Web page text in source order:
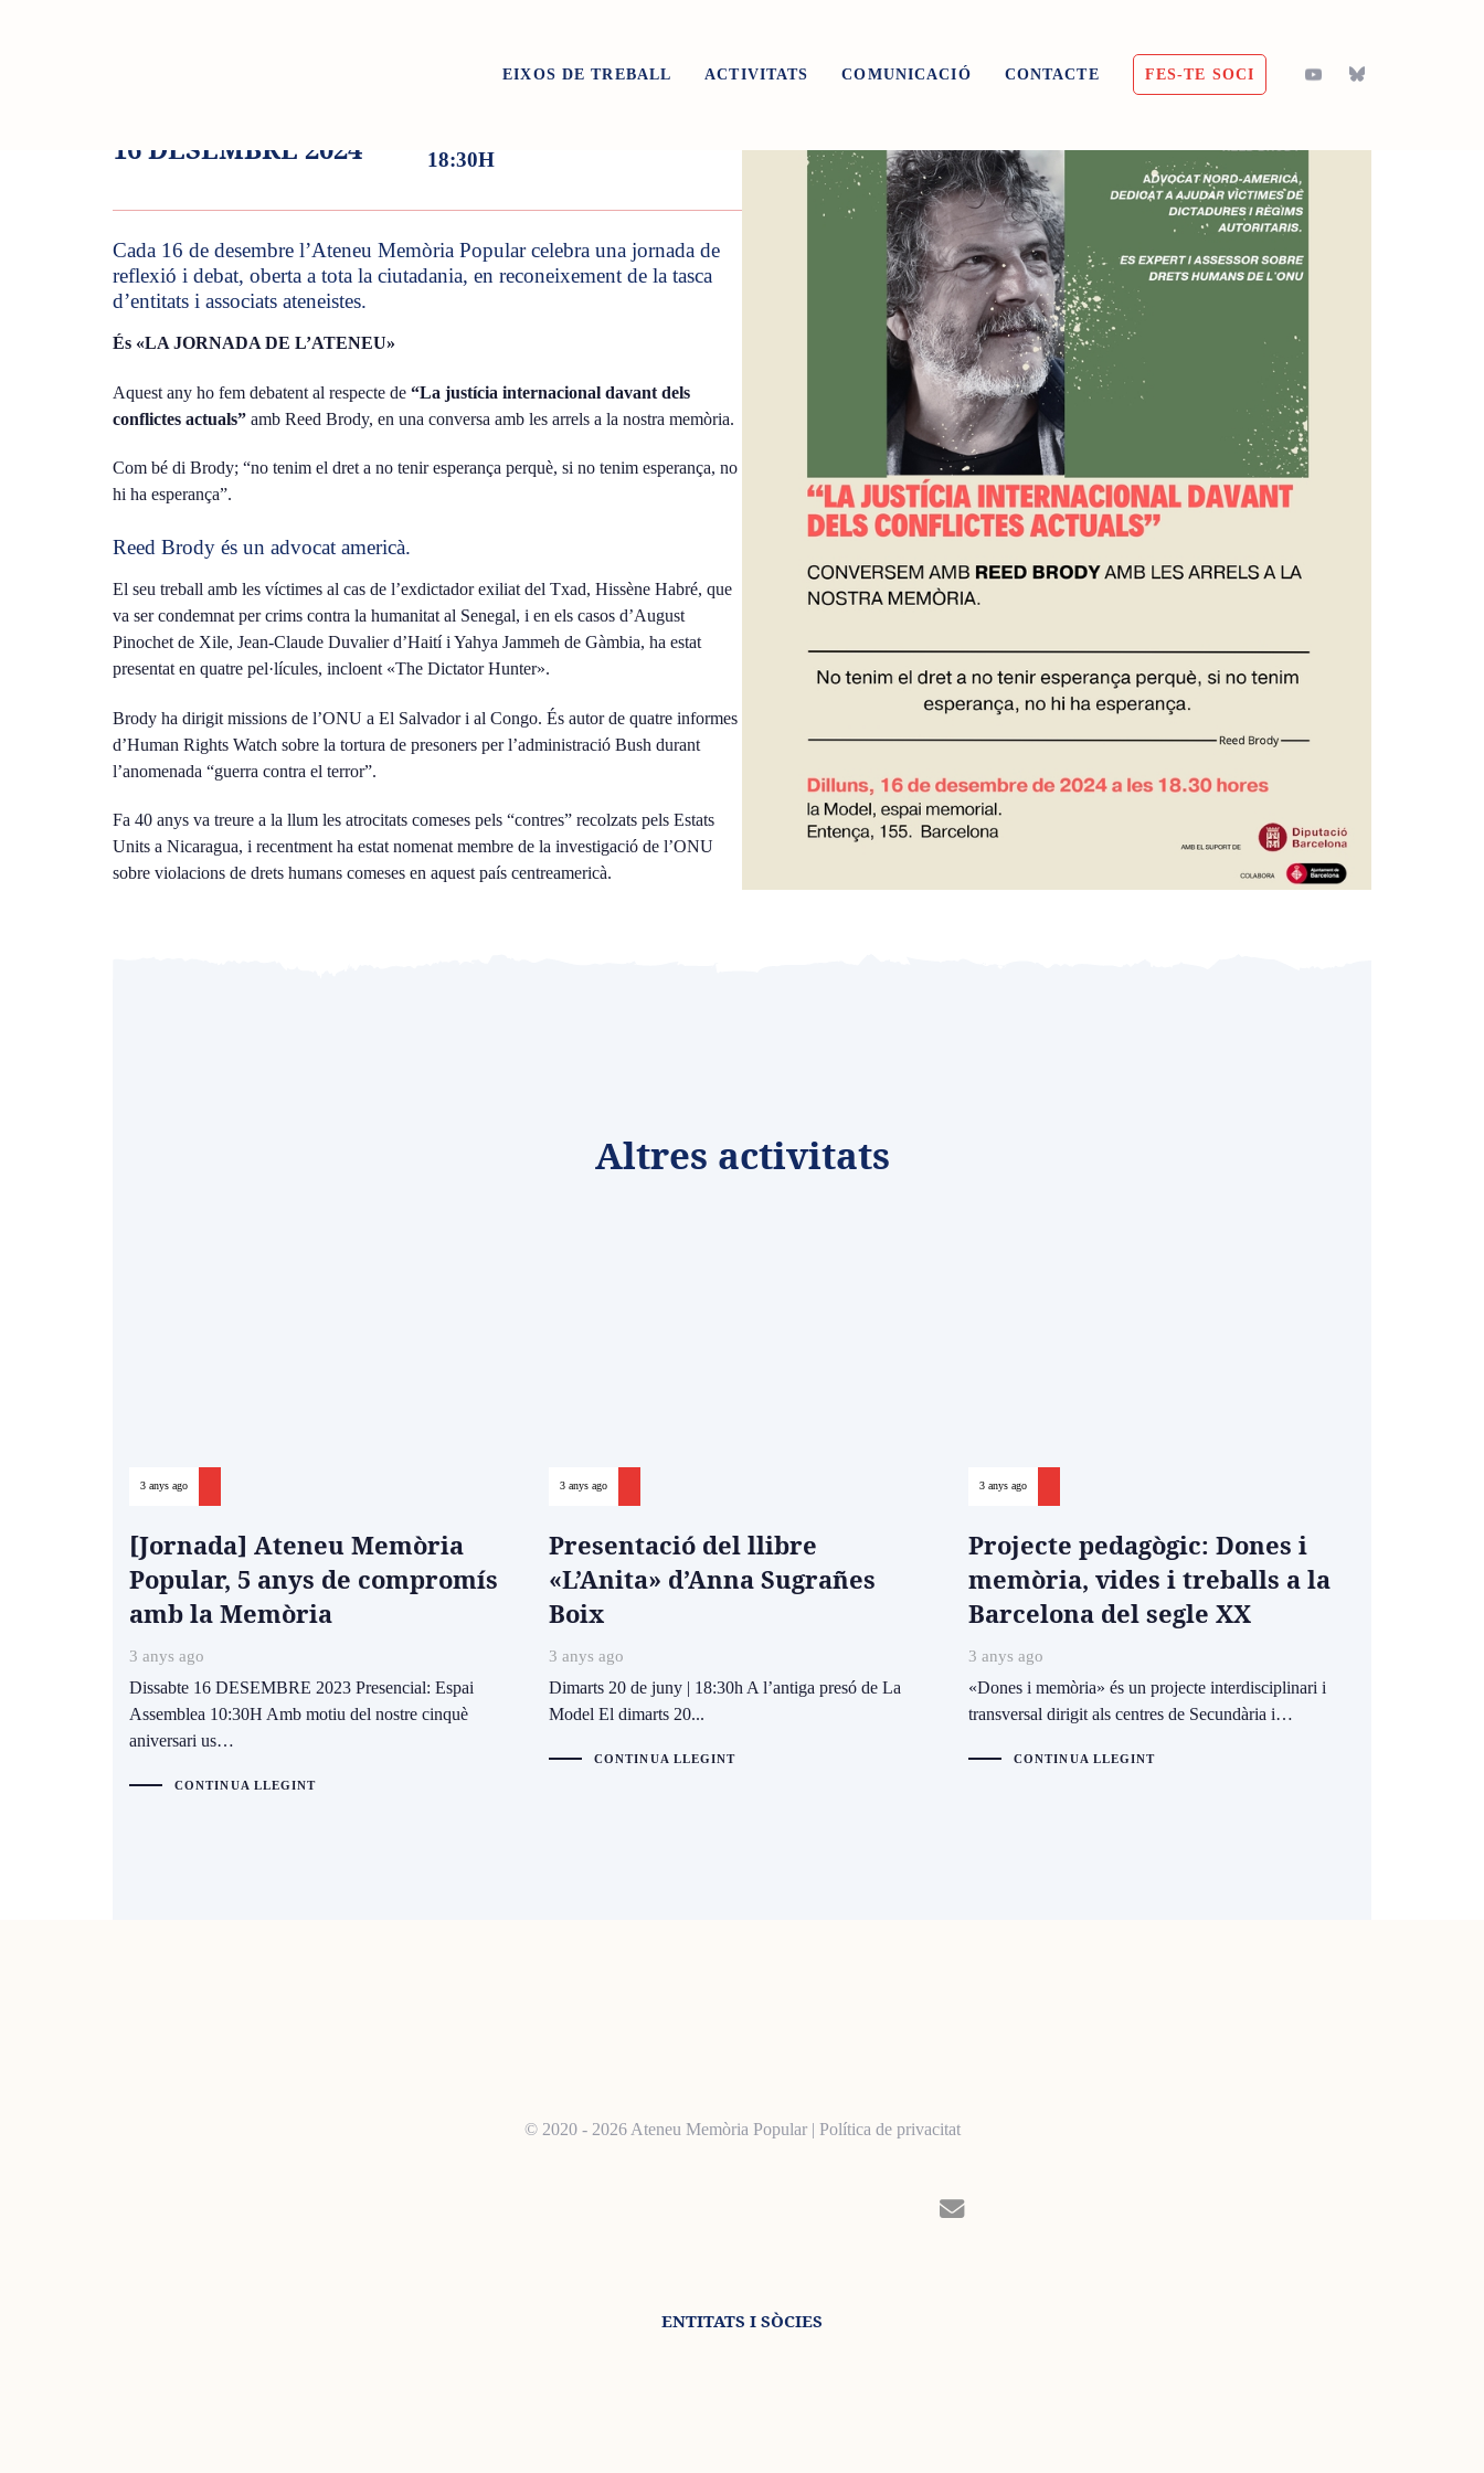
EIXOS DE TREBALL ACTIVITATS COMUNICACIÓ CONTACTE FES-TE SOCI
16 DESEMBRE 2024
Presencial: La model
18:30H
Cada 16 de desembre l’Ateneu Memòria Popular celebra una jornada de
reflexió i debat, oberta a tota la ciutadania, en reconeixement de la tasca
d’entitats i associats ateneistes.
És «LA JORNADA DE L’ATENEU»
Aquest any ho fem debatent al respecte de “La justícia internacional davant dels
conflictes actuals” amb Reed Brody, en una conversa amb les arrels a la nostra memòria.
Com bé di Brody; “no tenim el dret a no tenir esperança perquè, si no tenim esperança, no
hi ha esperança”.
Reed Brody és un advocat americà.
El seu treball amb les víctimes al cas de l’exdictador exiliat del Txad, Hissène Habré, que
va ser condemnat per crims contra la humanitat al Senegal, i en els casos d’August
Pinochet de Xile, Jean-Claude Duvalier d’Haití i Yahya Jammeh de Gàmbia, ha estat
presentat en quatre pel·lícules, incloent «The Dictator Hunter».
Brody ha dirigit missions de l’ONU a El Salvador i al Congo. És autor de quatre informes
d’Human Rights Watch sobre la tortura de presoners per l’administració Bush durant
l’anomenada “guerra contra el terror”.
Fa 40 anys va treure a la llum les atrocitats comeses pels “contres” recolzats pels Estats
Units a Nicaragua, i recentment ha estat nomenat membre de la investigació de l’ONU
sobre violacions de drets humans comeses en aquest país centreamericà.
Altres activitats
3 anys ago
[Jornada] Ateneu Memòria
Popular, 5 anys de compromís
amb la Memòria
3 anys ago
Dissabte 16 DESEMBRE 2023 Presencial: Espai
Assemblea 10:30H Amb motiu del nostre cinquè
aniversari us…
CONTINUA LLEGINT
3 anys ago
Presentació del llibre
«L’Anita» d’Anna Sugrañes
Boix
3 anys ago
Dimarts 20 de juny | 18:30h A l’antiga presó de La
Model El dimarts 20...
CONTINUA LLEGINT
3 anys ago
Projecte pedagògic: Dones i
memòria, vides i treballs a la
Barcelona del segle XX
3 anys ago
«Dones i memòria» és un projecte interdisciplinari i
transversal dirigit als centres de Secundària i…
CONTINUA LLEGINT
© 2020 - 2026 Ateneu Memòria Popular | Política de privacitat
ENTITATS I SÒCIES